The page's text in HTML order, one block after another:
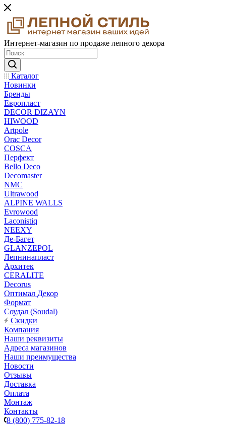
Интернет-магазин по продаже лепного декора
Каталог
Новинки
Бренды
Европласт
DECOR DIZAYN
HIWOOD
Artpole
Orac Decor
COSCA
Перфект
Bello Deco
Decomaster
NMС
Ultrawood
ALPINE WALLS
Evrowood
Laconistiq
NEEXY
Де-Багет
GLANZEPOL
Лепнинапласт
Архитек
CERALITE
Decorus
Оптимал Декор
Формат
Соудал (Soudal)
Скидки
Компания
Наши реквизиты
Адреса магазинов
Наши преимущества
Новости
Отзывы
Доставка
Оплата
Монтаж
Контакты
8 (800) 775-82-18